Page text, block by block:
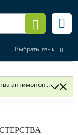
Выбрать язык
антимонопольного